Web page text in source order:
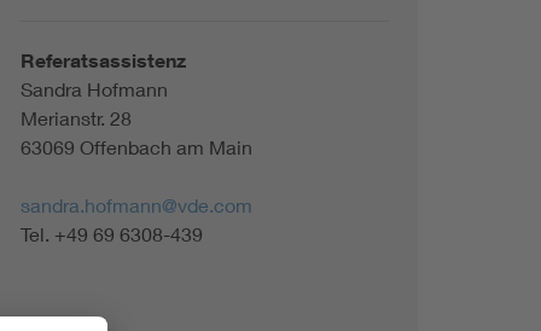
Referatsassistenz
Sandra Hofmann
Merianstr. 28
63069 Offenbach am Main
sandra.hofmann@vde.com
Tel. +49 69 6308-439